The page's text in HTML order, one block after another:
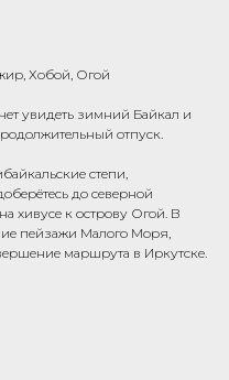
Хобой, Огой
увидеть зимний Байкал и
отпуск.
степи,
до северной
хивусе к острову Огой. В
пейзажи Малого Моря,
маршрута в Иркутске.